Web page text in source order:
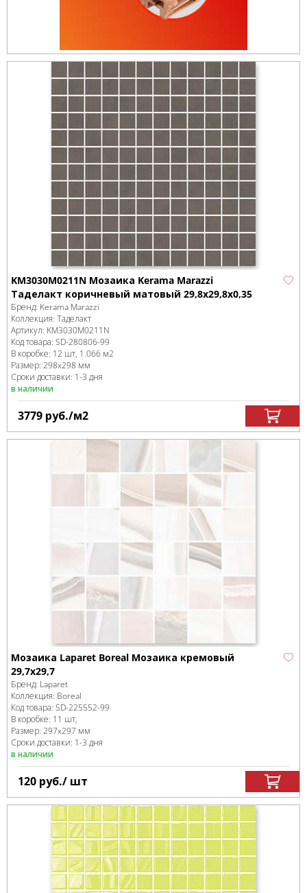
KM3030M0211N Мозаика Kerama Marazzi
Таделакт коричневый матовый 29,8x29,8x0,35
Бренд: Kerama Marazzi
Коллекция: Таделакт
Артикул: KM3030M0211N
Код товара: SD-280806-99
В коробке: 12 шт, 1.066 м2
Размер: 298x298 мм
Сроки доставки: 1-3 дня
в наличии
3779 руб./м2
Мозаика Laparet Boreal Мозаика кремовый
29,7х29,7
Бренд: Laparet
Коллекция: Boreal
Код товара: SD-225552-99
В коробке: 11 шт,
Размер: 297x297 мм
Сроки доставки: 1-3 дня
в наличии
120 руб./ шт